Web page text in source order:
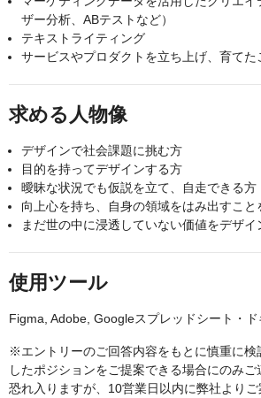
ザー分析、ABテストなど）
テキストライティング
サービスやプロダクトを立ち上げ、育てた
求める人物像
デザインで社会課題に挑む方
目的を持ってデザインする方
曖昧な状況でも仮説を立て、自走できる方
向上心を持ち、自身の領域をはみ出すこと
まだ世の中に浸透していない価値をデザ
使用ツール
Figma, Adobe, Googleスプレッドシート・
※エントリーのご回答内容をもとに慎重に検
したポジションをご提案できる場合にのみご
恐れ入りますが、10営業日以内に弊社より